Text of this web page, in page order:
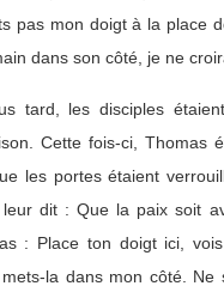
pas mon doigt à la place
dans son côté, je ne
tard, les disciples
Cette fois-ci, Thomas
les portes étaient
dit : Que la paix soit
: Place ton doigt ici,
la dans mon côté. Ne